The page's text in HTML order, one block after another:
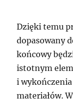
Dzięki temu
dopasowany
końcowy
istotnym
i
materiałów.